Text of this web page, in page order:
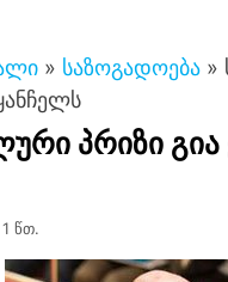
» საზოგადოება »
პრიზი
წთ.